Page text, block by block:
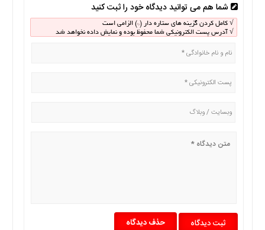
شما هم می توانید دیدگاه خود را ثبت کنید
√ کامل کردن گزینه های ستاره دار (*) الزامی است
√ آدرس پست الکترونیکی شما محفوظ بوده و نمایش داده نخواهد شد
حذف دیدگاه